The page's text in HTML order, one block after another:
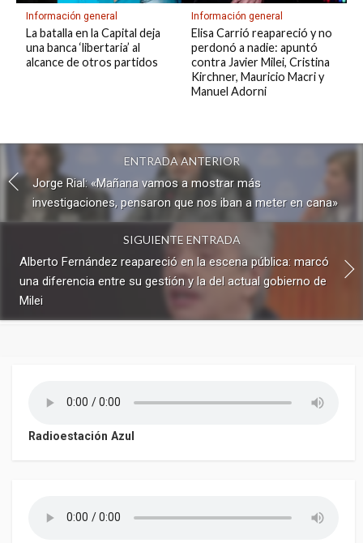
Información general
La batalla en la Capital deja
una banca ‘libertaria’ al
alcance de otros partidos
Información general
Elisa Carrió reapareció y no
perdonó a nadie: apuntó
contra Javier Milei, Cristina
Kirchner, Mauricio Macri y
Manuel Adorni
ENTRADA ANTERIOR
Jorge Rial: «Mañana vamos a mostrar más
investigaciones, pensaron que nos iban a meter en cana»
SIGUIENTE ENTRADA
Alberto Fernández reapareció en la escena pública: marcó
una diferencia entre su gestión y la del actual gobierno de
Milei
Radioestación Azul